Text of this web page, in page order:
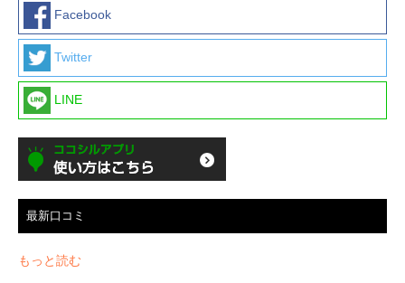
Facebook
Twitter
LINE
最新口コミ
もっと読む